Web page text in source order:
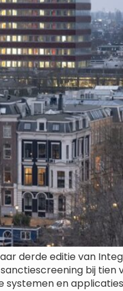
derde editie van
bij tien
systemen en